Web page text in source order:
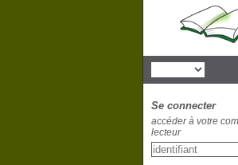
Se connecter
accéder à votre
lecteur